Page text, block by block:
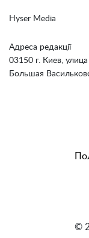
Hyser Media
Адреса редакції
03150 г. Киев, улица
Большая
©